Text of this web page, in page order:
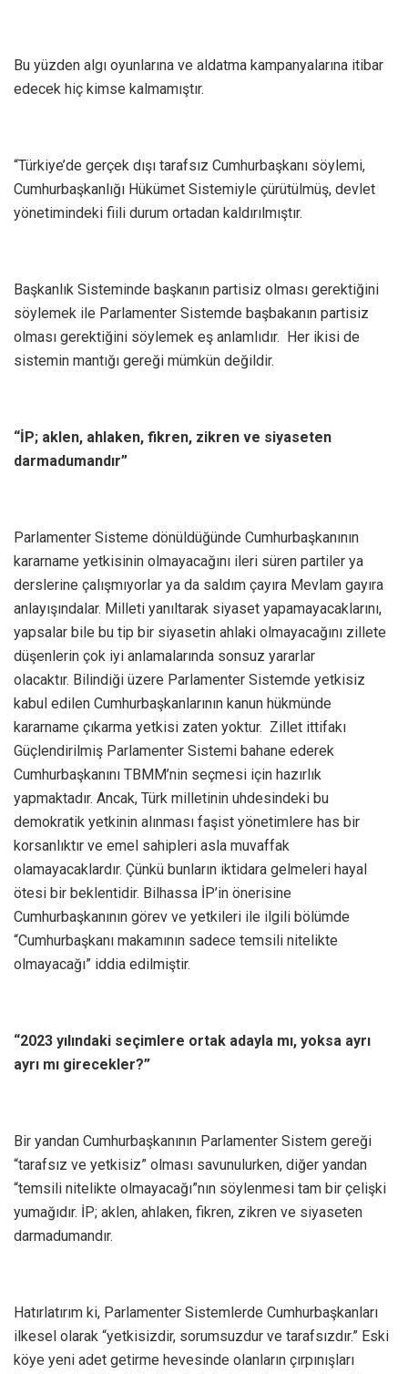
Bu yüzden algı oyunlarına ve aldatma kampanyalarına itibar
edecek hiç kimse kalmamıştır.
“Türkiye’de gerçek dışı tarafsız Cumhurbaşkanı söylemi,
Cumhurbaşkanlığı Hükümet Sistemiyle çürütülmüş, devlet
yönetimindeki fiili durum ortadan kaldırılmıştır.
Başkanlık Sisteminde başkanın partisiz olması gerektiğini
söylemek ile Parlamenter Sistemde başbakanın partisiz
olması gerektiğini söylemek eş anlamlıdır. Her ikisi de
sistemin mantığı gereği mümkün değildir.
“İP; aklen, ahlaken, fikren, zikren ve siyaseten
darmadumandır”
Parlamenter Sisteme dönüldüğünde Cumhurbaşkanının
kararname yetkisinin olmayacağını ileri süren partiler ya
derslerine çalışmıyorlar ya da saldım çayıra Mevlam gayıra
anlayışındalar. Milleti yanıltarak siyaset yapamayacaklarını,
yapsalar bile bu tip bir siyasetin ahlaki olmayacağını zillete
düşenlerin çok iyi anlamalarında sonsuz yararlar
olacaktır. Bilindiği üzere Parlamenter Sistemde yetkisiz
kabul edilen Cumhurbaşkanlarının kanun hükmünde
kararname çıkarma yetkisi zaten yoktur. Zillet ittifakı
Güçlendirilmiş Parlamenter Sistemi bahane ederek
Cumhurbaşkanını TBMM’nin seçmesi için hazırlık
yapmaktadır. Ancak, Türk milletinin uhdesindeki bu
demokratik yetkinin alınması faşist yönetimlere has bir
korsanlıktır ve emel sahipleri asla muvaffak
olamayacaklardır. Çünkü bunların iktidara gelmeleri hayal
ötesi bir beklentidir. Bilhassa İP’in önerisine
Cumhurbaşkanının görev ve yetkileri ile ilgili bölümde
“Cumhurbaşkanı makamının sadece temsili nitelikte
olmayacağı” iddia edilmiştir.
“2023 yılındaki seçimlere ortak adayla mı, yoksa ayrı
ayrı mı girecekler?”
Bir yandan Cumhurbaşkanının Parlamenter Sistem gereği
“tarafsız ve yetkisiz” olması savunulurken, diğer yandan
“temsili nitelikte olmayacağı”nın söylenmesi tam bir çelişki
yumağıdır. İP; aklen, ahlaken, fikren, zikren ve siyaseten
darmadumandır.
Hatırlatırım ki, Parlamenter Sistemlerde Cumhurbaşkanları
ilkesel olarak “yetkisizdir, sorumsuzdur ve tarafsızdır.” Eski
köye yeni adet getirme hevesinde olanların çırpınışları